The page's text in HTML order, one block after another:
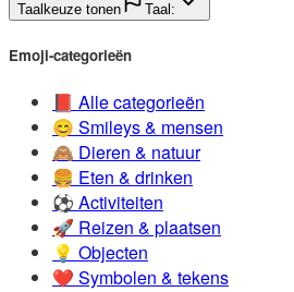
Taalkeuze tonen Taal:
Emoji-categorieën
📕️ Alle categorieën
😊️ Smileys & mensen
🙈️ Dieren & natuur
🍔️ Eten & drinken
⚽️ Activiteiten
🚀️ Reizen & plaatsen
💡️ Objecten
❤️ Symbolen & tekens